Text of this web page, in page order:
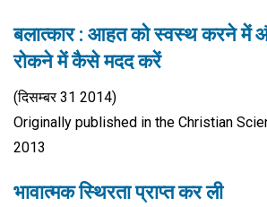
बलात्कार : आहत को स्वस्थ करने में
रोकने में कैसे मदद करें
(दिसम्बर 31 2014)
Originally published in the Christian
2013
भावात्मक स्थिरता प्राप्त कर ली